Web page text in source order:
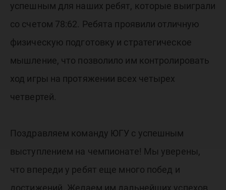
успешным для наших ребят, которые выиграли
со счетом 78:62. Ребята проявили отличную
физическую подготовку и стратегическое
мышление, что позволило им контролировать
ход игры на протяжении всех четырех
четвертей.
Поздравляем команду ЮГУ с успешным
выступлением на чемпионате! Мы уверены,
что впереди у ребят еще много побед и
достижений. Желаем им дальнейших успехов